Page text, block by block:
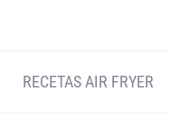
RECETAS AIR FRYER